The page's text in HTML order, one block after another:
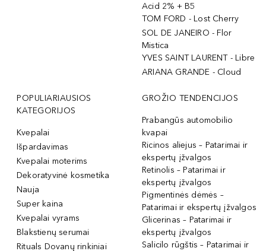
Acid 2% + B5
TOM FORD - Lost Cherry
SOL DE JANEIRO - Flor
Mistica
YVES SAINT LAURENT - Libre
ARIANA GRANDE - Cloud
POPULIARIAUSIOS
KATEGORIJOS
Kvepalai
Išpardavimas
Kvepalai moterims
Dekoratyvinė kosmetika
Nauja
Super kaina
Kvepalai vyrams
Blakstienų serumai
Rituals Dovanų rinkiniai
GROŽIO TENDENCIJOS
Prabangūs automobilio
kvapai
Ricinos aliejus – Patarimai ir
ekspertų įžvalgos
Retinolis – Patarimai ir
ekspertų įžvalgos
Pigmentinės dėmės –
Patarimai ir ekspertų įžvalgos
Glicerinas – Patarimai ir
ekspertų įžvalgos
Salicilo rūgštis – Patarimai ir